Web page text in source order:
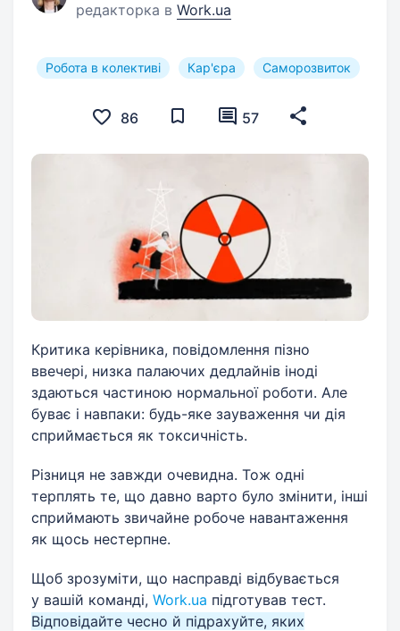
редакторка в Work.ua
Робота в колективі Кар'єра Саморозвиток
86 57
Критика керівника, повідомлення пізно
ввечері, низка палаючих дедлайнів іноді
здаються частиною нормальної роботи. Але
буває і навпаки: будь-яке зауваження чи дія
сприймається як токсичність.
Різниця не завжди очевидна. Тож одні
терплять те, що давно варто було змінити, інші
сприймають звичайне робоче навантаження
як щось нестерпне.
Щоб зрозуміти, що насправді відбувається
у вашій команді, Work.ua підготував тест.
Відповідайте чесно й підрахуйте, яких